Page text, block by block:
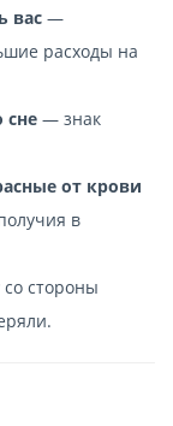
вас —
расходы на
сне — знак
от крови
в
стороны